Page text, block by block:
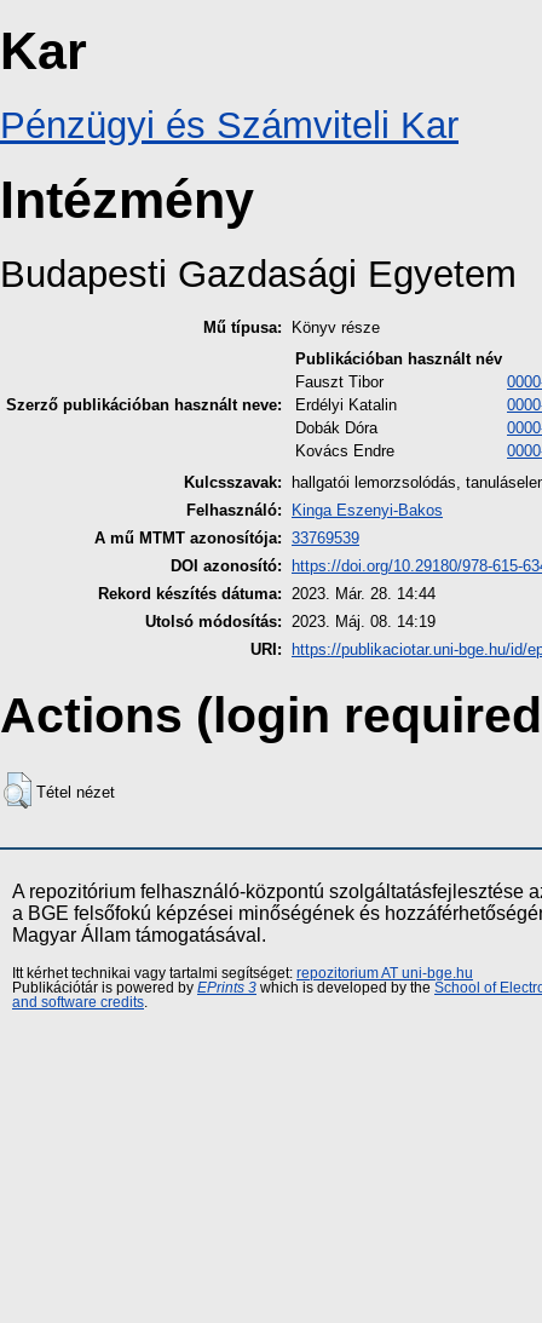
Kar
Pénzügyi és Számviteli Kar
Intézmény
Budapesti Gazdasági Egyetem
Mű típusa: Könyv része
Szerző publikációban használt neve:
Publikációban használt név
Fauszt Tibor
Erdélyi Katalin
Dobák Dóra
Kovács Endre
Kulcsszavak:
hallgatói lemorzsolódás,
Felhasználó:
Kinga Eszenyi-Bakos
A mű MTMT azonosítója: 33769539
DOI azonosító:
https://doi.org/10.29180/978-615-
Rekord készítés dátuma: 2023. Már. 28. 14:44
Utolsó módosítás: 2023. Máj. 08. 14:19
URI:
https://publikaciotar.uni-bge.hu/id/
Actions (login
Tétel nézet
A repozitórium felhasználó-központú szolgáltatásfejlesztése
a BGE felsőfokú képzései minőségének és
Magyar Állam támogatásával.
Itt kérhet technikai vagy tartalmi segítséget: repozitorium AT uni-bge.hu
Publikációtár is powered by EPrints 3 which is developed by the School of
and software credits